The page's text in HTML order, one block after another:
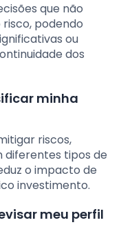
que não
podendo
ou
dos
minha
riscos,
diferentes tipos de
o impacto de
investimento.
meu perfil